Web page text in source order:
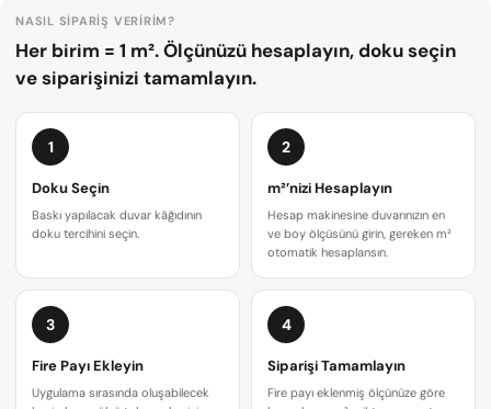
NASIL SIPARIŞ VERIRIM?
Her birim = 1 m². Ölçünüzü hesaplayın, doku seçin
ve siparişinizi tamamlayın.
1
Doku Seçin
Baskı yapılacak duvar kâğıdının
doku tercihini seçin.
2
m²’nizi Hesaplayın
Hesap makinesine duvarınızın en
ve boy ölçüsünü girin, gereken m²
otomatik hesaplansın.
3
Fire Payı Ekleyin
Uygulama sırasında oluşabilecek
4
Siparişi Tamamlayın
Fire payı eklenmiş ölçünüze göre